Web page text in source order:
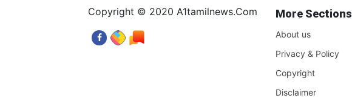
Copyright © 2020 A1tamilnews.Com More Sections
About us
Privacy & Policy
Copyright
Disclaimer